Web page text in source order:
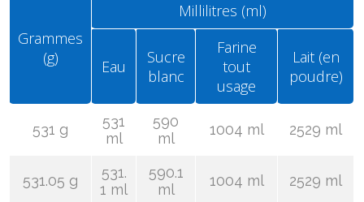
Grammes
(g)
Millilitres (ml)
Eau
Sucre
blanc
Farine
tout
usage
Lait (en
poudre)
531 g
531
ml
590
ml
1004 ml 2529 ml
531.05 g
531.
1 ml
590.1
ml
1004 ml 2529 ml